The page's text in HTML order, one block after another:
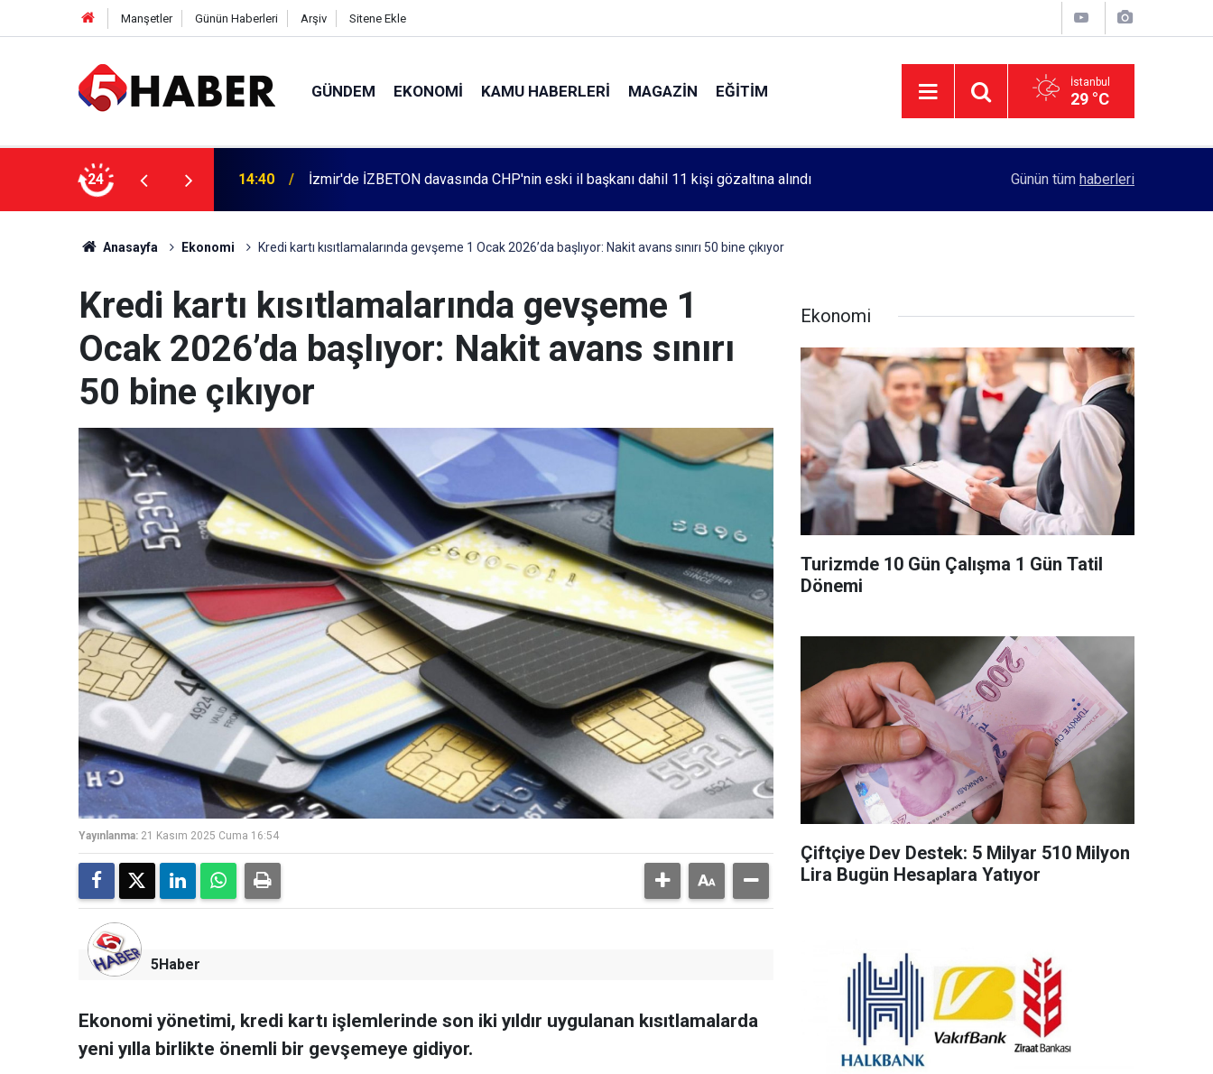
Manşetler Günün Haberleri Arşiv Sitene Ekle
GÜNDEM EKONOMI KAMU HABERLERI MAGAZIN EĞITIM İstanbul
29 °C
24
dahil 11 kişi gözaltına alındı 13:55 Cumartesi anneleri 1083. haftada Mehmet Özdemir için adalet aradı Rektörlük, kadın öğrencilerin güvenliği için
Günün tüm haberleri
Anasayfa Ekonomi Kredi kartı kısıtlamalarında gevşeme 1 Ocak 2026’da başlıyor: Nakit avans sınırı 50 bine çıkıyor
Kredi kartı kısıtlamalarında gevşeme 1
Ocak 2026’da başlıyor: Nakit avans sınırı
50 bine çıkıyor
Yayınlanma: 21 Kasım 2025 Cuma 16:54
5Haber
Ekonomi yönetimi, kredi kartı işlemlerinde son iki yıldır uygulanan kısıtlamalarda
yeni yılla birlikte önemli bir gevşemeye gidiyor.
Ekonomi
Turizmde 10 Gün Çalışma 1 Gün Tatil
Dönemi
Çiftçiye Dev Destek: 5 Milyar 510 Milyon
Lira Bugün Hesaplara Yatıyor